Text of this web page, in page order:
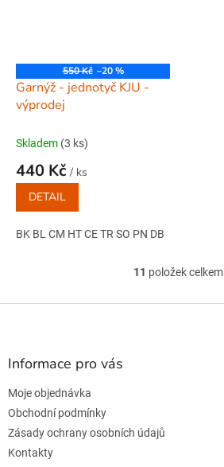
550 Kč –20 %
Garnýž - jednotyč KJU -
výprodej
Skladem (3 ks)
440 Kč / ks
DETAIL
BK BL CM HT CE TR SO PN DB
O
l
11 položek celkem
Z
Informace pro vás
Moje objednávka
Obchodní podmínky
Zásady ochrany osobních údajů
Kontakty